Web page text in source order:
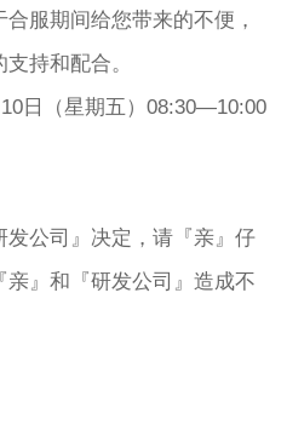
服期间给您带来的不便，
持和配合。
10日（星期五）08:30—10:00
公司』决定，请『亲』仔
』和『研发公司』造成不